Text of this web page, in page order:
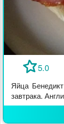
5.0
Яйца
завтрака.